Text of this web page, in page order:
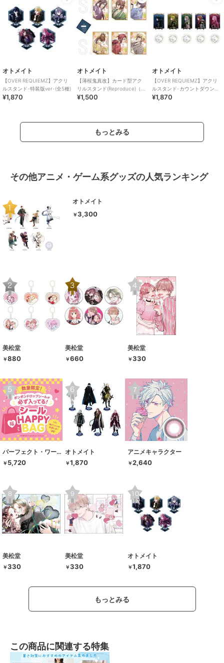
オトメイト
【OVER REQUIEMZ】アクリ
ルスタンド-特装版ver-(全5種)
¥1,870
オトメイト
【薄桜鬼真改】カード型アク
リルスタンド(Reproduce)（ラ
ンダム全6種）
¥1,500
オトメイト
【OVER REQUIEMZ】アクリ
ルスタンド-カウントダウン
ver-(全5種)
¥1,870
もっとみる
その他アニメ・ゲーム系グッズの人気ランキング
オトメイト
￥3,300
美松堂
￥880
美松堂
￥660
美松堂
￥330
パーフェクト・ワールド・トーキョー
￥ 5,720
オトメイト
￥1,870
アニメキャラクター
￥2,640
美松堂
￥330
美松堂
￥330
オトメイト
￥1,870
もっとみる
この商品に関連する特集